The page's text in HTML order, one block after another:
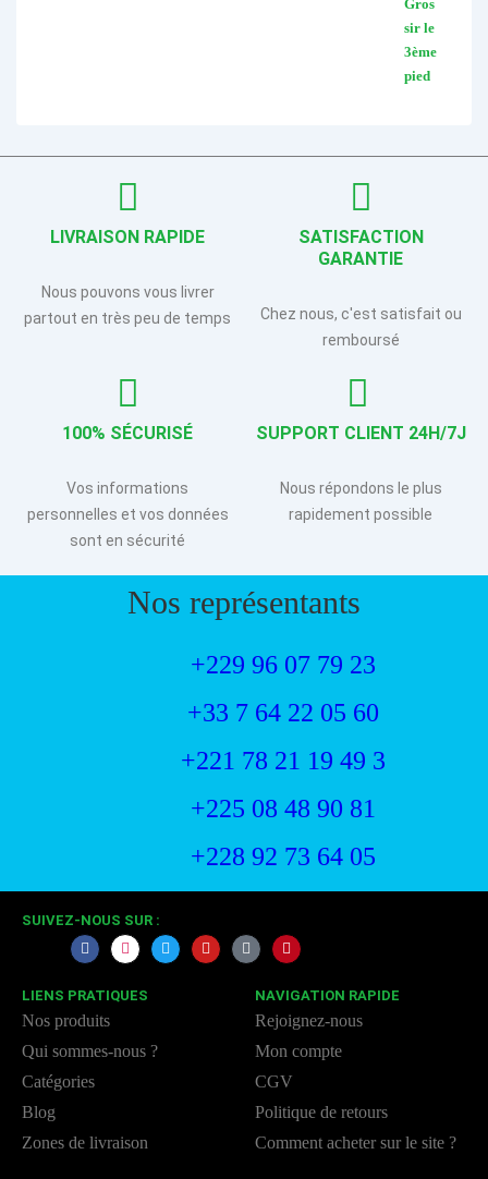
LIVRAISON RAPIDE
Nous pouvons vous livrer
partout en très peu de temps
SATISFACTION
GARANTIE
Chez nous, c'est satisfait ou
remboursé
100% SÉCURISÉ
Vos informations
personnelles et vos données
sont en sécurité
SUPPORT CLIENT 24H/7J
Nous répondons le plus
rapidement possible
Nos représentants
+229 96 07 79 23
+33 7 64 22 05 60
+221 78 21 19 49 3
+225 08 48 90 81
+228 92 73 64 05
SUIVEZ-NOUS SUR :
LIENS PRATIQUES
Nos produits
Qui sommes-nous ?
Catégories
Blog
Zones de livraison
NAVIGATION RAPIDE
Rejoignez-nous
Mon compte
CGV
Politique de retours
Comment acheter sur le site ?